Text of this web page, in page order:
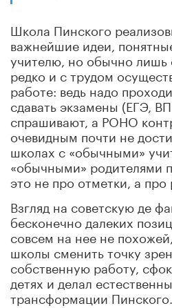
Школа Пинского
важнейшие идеи,
учителю, но обычно лишь
редко и с трудом
работе: ведь надо
сдавать экзамены (ЕГЭ,
спрашивают, а РОНО
очевидным почти не
школах с «обычными»
«обычными» родителями
это не про отметки, а про
Взгляд на советскую де
бесконечно далеких
совсем на нее не
школы сменить точку
собственную работу,
детях и делал
трансформации Пинского.